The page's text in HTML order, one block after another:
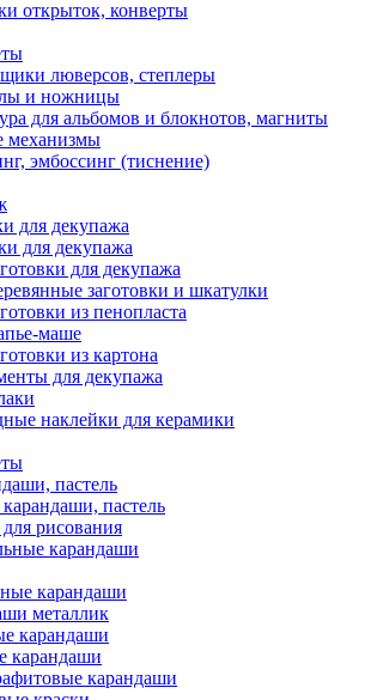
открыток, конверты
люверсов, степлеры
и ножницы
для альбомов и блокнотов, магниты
механизмы
эмбоссинг (тиснение)
для декупажа
для декупажа
для декупажа
заготовки и шкатулки
из пенопласта
маше
из картона
для декупажа
наклейки для керамики
пастель
пастель
рисования
карандаши
карандаши
металлик
карандаши
карандаши
карандаши